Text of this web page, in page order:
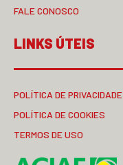
FALE CONOSCO
LINKS ÚTEIS
POLÍTICA DE PRIVACIDADE
POLÍTICA DE COOKIES
TERMOS DE USO